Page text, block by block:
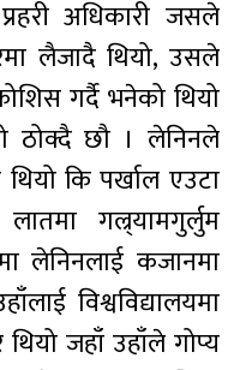
अधिकारी जसले
लैजादै थियो, उसले
गर्दै भनेको थियो
ठोक्दै छौ । लेनिनले
कि पर्खाल एउटा
गल्र्यामगुर्लुम
लेनिनलाई कजानमा
विश्वविद्यालयमा
जहाँ उहाँले गोप्य